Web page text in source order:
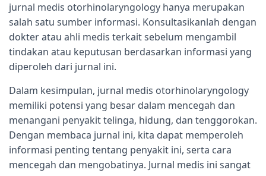
jurnal medis otorhinolaryngology hanya merupakan
salah satu sumber informasi. Konsultasikanlah dengan
dokter atau ahli medis terkait sebelum mengambil
tindakan atau keputusan berdasarkan informasi yang
diperoleh dari jurnal ini.
Dalam kesimpulan, jurnal medis otorhinolaryngology
memiliki potensi yang besar dalam mencegah dan
menangani penyakit telinga, hidung, dan tenggorokan.
Dengan membaca jurnal ini, kita dapat memperoleh
informasi penting tentang penyakit ini, serta cara
mencegah dan mengobatinya. Jurnal medis ini sangat